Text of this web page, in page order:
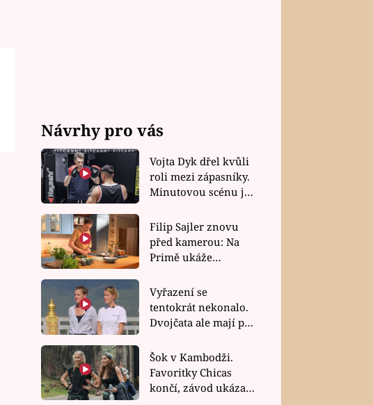
Návrhy pro vás
Vojta Dyk dřel kvůli
roli mezi zápasníky.
Minutovou scénu jel
Filip Sajler znovu
před kamerou: Na
Primě ukáže
rychlé recepty
Vyřazení se
tentokrát nekonalo.
Dvojčata ale mají po
závodu nůž na krku
Šok v Kambodži.
Favoritky Chicas
končí, závod ukázal